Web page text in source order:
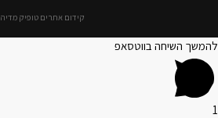
קידום אתרים טופיק מדיה
להמשך השיחה בווטסאפ
1